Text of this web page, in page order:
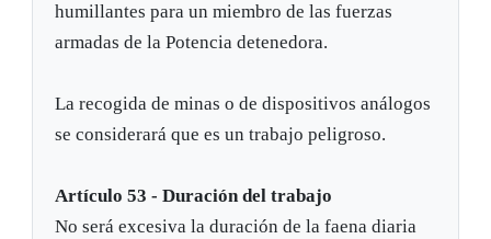
humillantes para un miembro de las fuerzas
armadas de la Potencia detenedora.
La recogida de minas o de dispositivos análogos
se considerará que es un trabajo peligroso.
Artículo 53 - Duración del trabajo
No será excesiva la duración de la faena diaria